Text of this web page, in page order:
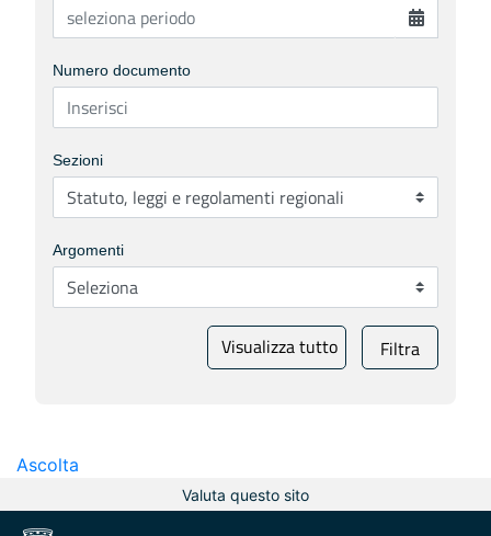
Numero documento
Sezioni
Argomenti
Visualizza tutto Filtra
Ascolta
Valuta questo sito